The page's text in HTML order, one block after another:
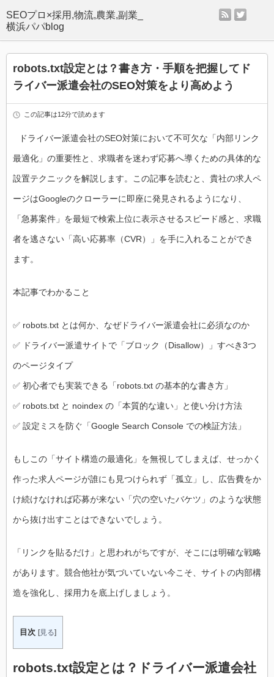
SEOプロ×採用,物流,農業,副業_
横浜パパblog
rss
robots.txt設定とは？書き方・手順を把握してド
ライバー派遣会社のSEO対策をより高めよう
この記事は12分で読めます
ドライバー派遣会社のSEO対策において不可欠な「内部リンク
最適化」の重要性と、求職者を迷わず応募へ導くための具体的な
設置テクニックを解説します。この記事を読むと、貴社の求人ペ
ージはGoogleのクローラーに即座に発見されるようになり、
「急募案件」を最短で検索上位に表示させるスピード感と、求職
者を逃さない「高い応募率（CVR）」を手に入れることができ
ます。
本記事でわかること
✅ robots.txt とは何か、なぜドライバー派遣会社に必須なのか
✅ ドライバー派遣サイトで「ブロック（Disallow）」すべき3つ
のページタイプ
✅ 初心者でも実装できる「robots.txt の基本的な書き方」
✅ robots.txt と noindex の「本質的な違い」と使い分け方法
✅ 設定ミスを防ぐ「Google Search Console での検証方法」
もしこの「サイト構造の最適化」を無視してしまえば、せっかく
作った求人ページが誰にも見つけられず「孤立」し、広告費をか
け続けなければ応募が来ない「穴の空いたバケツ」のような状態
から抜け出すことはできないでしょう。
「リンクを貼るだけ」と思われがちですが、そこには明確な戦略
があります。競合他社が気づいていない今こそ、サイトの内部構
造を強化し、採用力を底上げしましょう。
目次 [見る]
robots.txt設定とは？ドライバー派遣会社